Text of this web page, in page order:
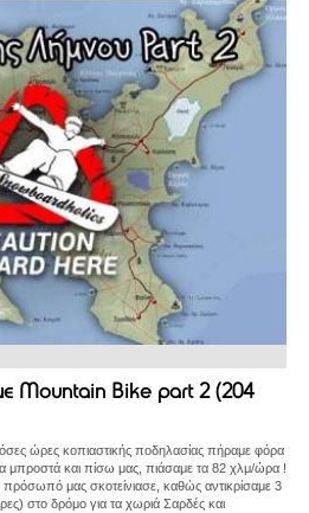
Mountain Bike part 2 (204
ώρες κοπιαστικής ποδηλασίας πήραμε φόρα
μπροστά και πίσω μας, πιάσαμε τα 82 χλμ/ώρα !
μας σκοτείνιασε, καθώς αντικρίσαμε 3
στο δρόμο για τα χωριά Σαρδές και